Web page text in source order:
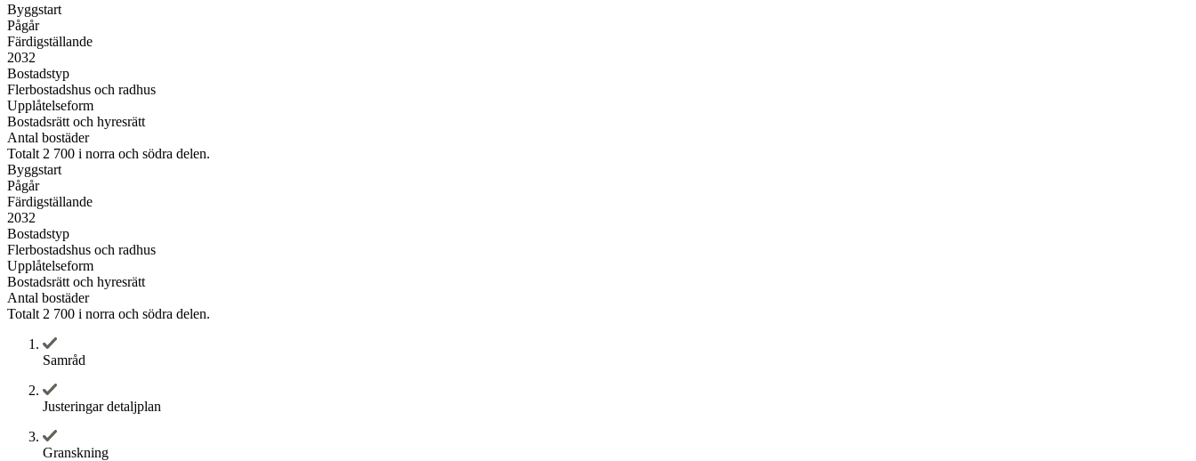
Byggstart
Pågår
Färdigställande
2032
Bostadstyp
Flerbostadshus och radhus
Upplåtelseform
Bostadsrätt och hyresrätt
Antal bostäder
Totalt 2 700 i norra och södra delen.
Byggstart
Pågår
Färdigställande
2032
Bostadstyp
Flerbostadshus och radhus
Upplåtelseform
Bostadsrätt och hyresrätt
Antal bostäder
Totalt 2 700 i norra och södra delen.
Samråd
Justeringar detaljplan
Granskning